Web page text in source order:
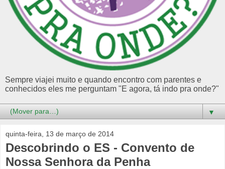
Sempre viajei muito e quando encontro com parentes e
conhecidos eles me perguntam "E agora, tá indo pra onde?"
▼
quinta-feira, 13 de março de 2014
Descobrindo o ES - Convento de
Nossa Senhora da Penha